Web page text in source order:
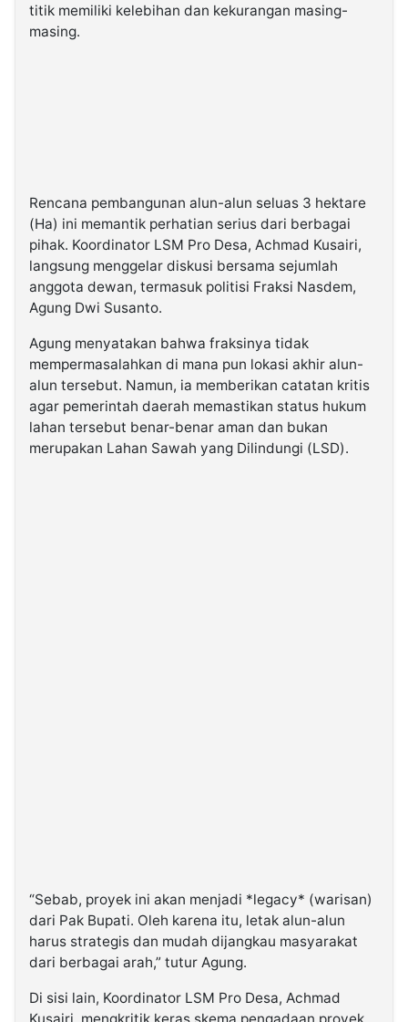
titik memiliki kelebihan dan kekurangan masing-
masing.
Rencana pembangunan alun-alun seluas 3 hektare
(Ha) ini memantik perhatian serius dari berbagai
pihak. Koordinator LSM Pro Desa, Achmad Kusairi,
langsung menggelar diskusi bersama sejumlah
anggota dewan, termasuk politisi Fraksi Nasdem,
Agung Dwi Susanto.
Agung menyatakan bahwa fraksinya tidak
mempermasalahkan di mana pun lokasi akhir alun-
alun tersebut. Namun, ia memberikan catatan kritis
agar pemerintah daerah memastikan status hukum
lahan tersebut benar-benar aman dan bukan
merupakan Lahan Sawah yang Dilindungi (LSD).
“Sebab, proyek ini akan menjadi *legacy* (warisan)
dari Pak Bupati. Oleh karena itu, letak alun-alun
harus strategis dan mudah dijangkau masyarakat
dari berbagai arah,” tutur Agung.
Di sisi lain, Koordinator LSM Pro Desa, Achmad